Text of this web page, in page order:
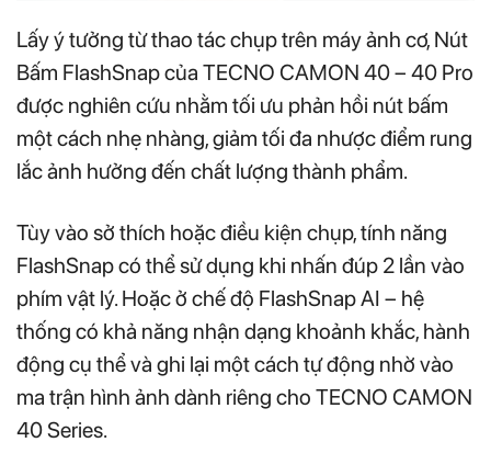
Lấy ý tưởng từ thao tác chụp trên máy ảnh cơ, Nút
Bấm FlashSnap của TECNO CAMON 40 – 40 Pro
được nghiên cứu nhằm tối ưu phản hồi nút bấm
một cách nhẹ nhàng, giảm tối đa nhược điểm rung
lắc ảnh hưởng đến chất lượng thành phẩm.
Tùy vào sở thích hoặc điều kiện chụp, tính năng
FlashSnap có thể sử dụng khi nhấn đúp 2 lần vào
phím vật lý. Hoặc ở chế độ FlashSnap AI – hệ
thống có khả năng nhận dạng khoảnh khắc, hành
động cụ thể và ghi lại một cách tự động nhờ vào
ma trận hình ảnh dành riêng cho TECNO CAMON
40 Series.